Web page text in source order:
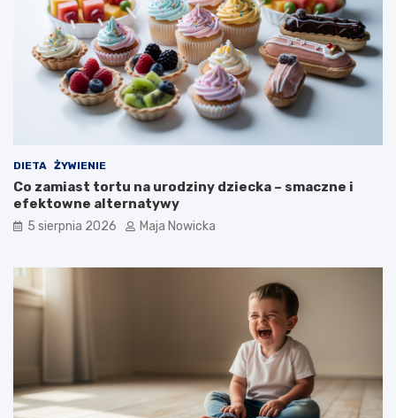
DIETA ŻYWIENIE
Co zamiast tortu na urodziny dziecka – smaczne i
efektowne alternatywy
5 sierpnia 2026 Maja Nowicka